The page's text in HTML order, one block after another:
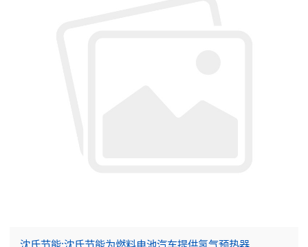
沈氏节能:沈氏节能为燃料电池汽车提供氢气预热器